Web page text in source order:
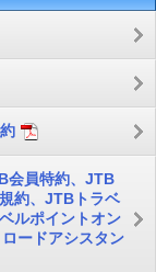
会員特約、JTB
約、JTBトラベ
ルポイントオン
ードアシスタン